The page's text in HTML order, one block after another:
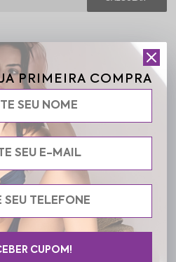
até 6x sem juros
PRIMEIRA COMPRA
CUPOM!